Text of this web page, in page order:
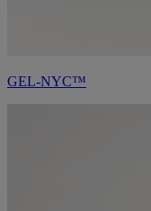
GEL-NYC™